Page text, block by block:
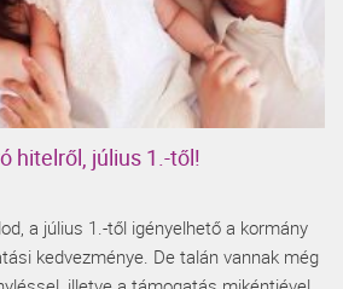
hitelről, július 1.-től!
a július 1.-től igényelhető a kormány
kedvezménye. De talán vannak még